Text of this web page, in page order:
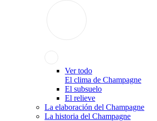
Ver todo
El clima de Champagne
El subsuelo
El relieve
La elaboración del Champagne
La historia del Champagne